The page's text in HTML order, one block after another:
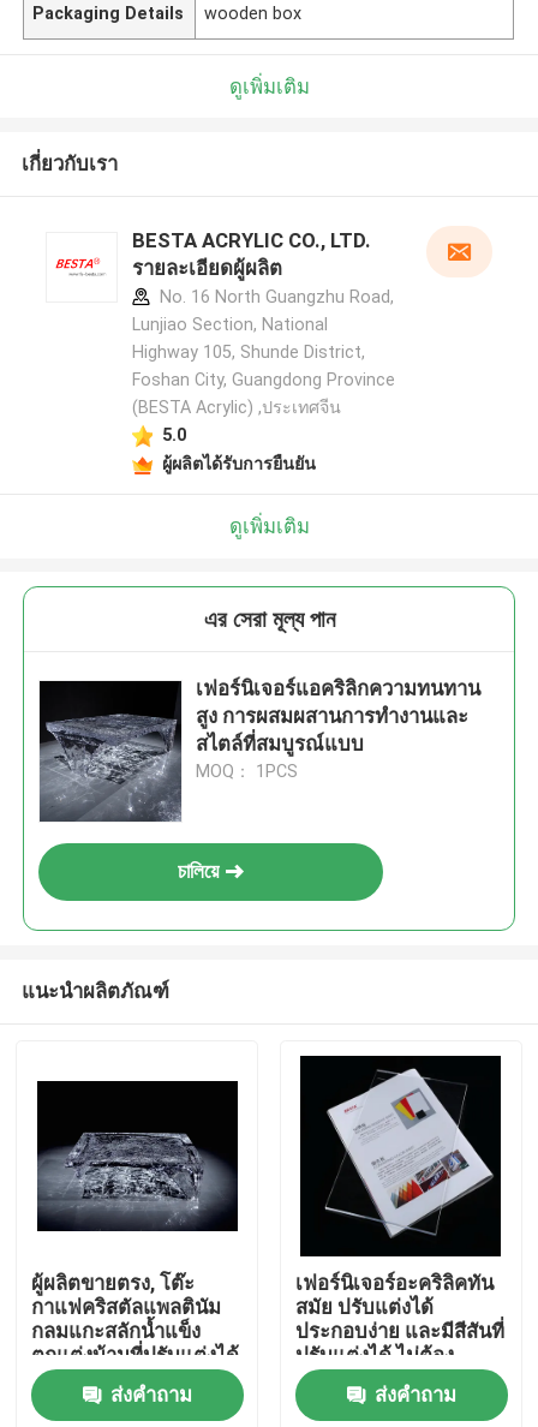
บ้าน
Packaging Details wooden box
ดูเพิ่มเติม
เกี่ยวกับเรา
BESTA ACRYLIC CO., LTD.
รายละเอียดผู้ผลิต
No. 16 North Guangzhu Road,
Lunjiao Section, National
Highway 105, Shunde District,
Foshan City, Guangdong Province
(BESTA Acrylic) ,ประเทศจีน
5.0
ผู้ผลิตได้รับการยืนยัน
ดูเพิ่มเติม
এর সেরা মূল্য পান
เฟอร์นิเจอร์แอคริลิกความทนทาน
สูง การผสมผสานการทํางานและ
สไตล์ที่สมบูรณ์แบบ
MOQ： 1PCS
চালিয়ে
แนะนำผลิตภัณฑ์
ผู้ผลิตขายตรง, โต๊ะ
กาแฟคริสตัลแพลตินัม
กลมแกะสลักน้ำแข็ง
ตกแต่งบ้านที่ปรับแต่งได้
ส่งคำถาม
เฟอร์นิเจอร์อะคริลิคทัน
สมัย ​​ปรับแต่งได้
ประกอบง่าย และมีสีสันที่
ปรับแต่งได้ ไม่ต้อง
ประกอบ
ส่งคำถาม